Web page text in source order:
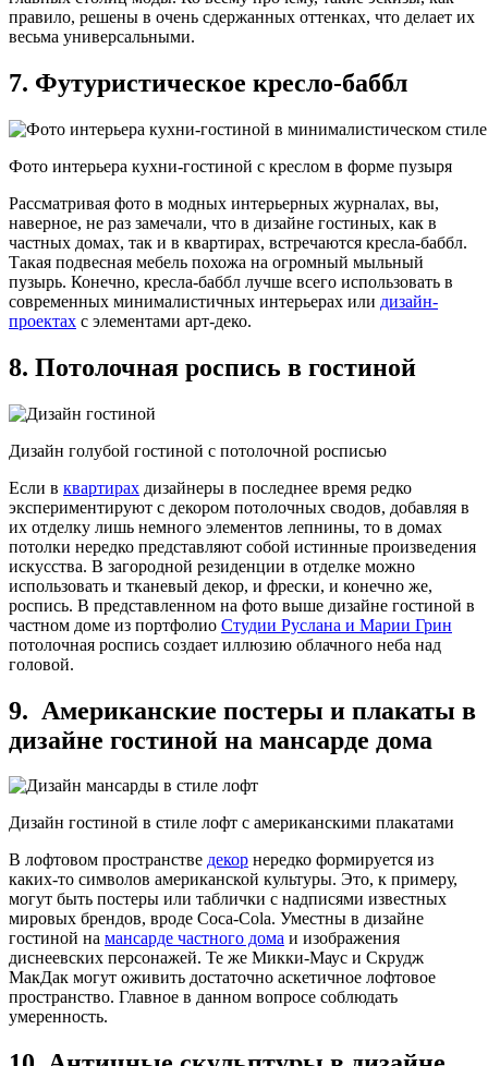
правило, решены в очень сдержанных оттенках, что делает их
весьма универсальными.
7. Футуристическое кресло-баббл
Фото интерьера кухни-гостиной с креслом в форме пузыря
Рассматривая фото в модных интерьерных журналах, вы,
наверное, не раз замечали, что в дизайне гостиных, как в
частных домах, так и в квартирах, встречаются кресла-баббл.
Такая подвесная мебель похожа на огромный мыльный
пузырь. Конечно, кресла-баббл лучше всего использовать в
современных минималистичных интерьерах или дизайн-
проектах с элементами арт-деко.
8. Потолочная роспись в гостиной
Дизайн голубой гостиной с потолочной росписью
Если в квартирах дизайнеры в последнее время редко
экспериментируют с декором потолочных сводов, добавляя в
их отделку лишь немного элементов лепнины, то в домах
потолки нередко представляют собой истинные произведения
искусства. В загородной резиденции в отделке можно
использовать и тканевый декор, и фрески, и конечно же,
роспись. В представленном на фото выше дизайне гостиной в
частном доме из портфолио Студии Руслана и Марии Грин
потолочная роспись создает иллюзию облачного неба над
головой.
9. Американские постеры и плакаты в
дизайне гостиной на мансарде дома
Дизайн гостиной в стиле лофт с американскими плакатами
В лофтовом пространстве декор нередко формируется из
каких-то символов американской культуры. Это, к примеру,
могут быть постеры или таблички с надписями известных
мировых брендов, вроде Coca-Cola. Уместны в дизайне
гостиной на мансарде частного дома и изображения
диснеевских персонажей. Те же Микки-Маус и Скрудж
МакДак могут оживить достаточно аскетичное лофтовое
пространство. Главное в данном вопросе соблюдать
умеренность.